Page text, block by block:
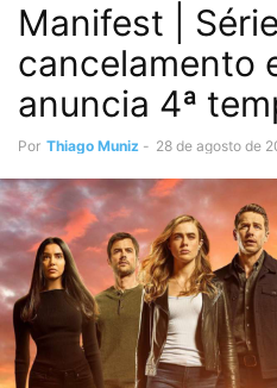
Manifest |
cancelamento
anuncia 4ª
Por Thiago Muniz - 28 de agosto de